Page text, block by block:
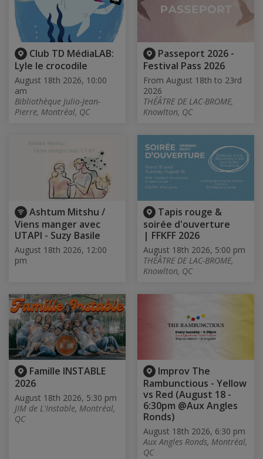
Club TD MédiaLAB:
Lyle le crocodile
August 18th 2026, 10:00
am
Bibliothèque Julio-Jean-
Pierre, Montréal, QC
Passeport 2026 -
Festival Pass 2026
From August 18th to 23rd
2026
THÉÂTRE DE LAC-BROME,
Knowlton, QC
Ashtum Mitshu /
Viens manger avec
UTAPI - Suzy Basile
August 18th 2026, 12:00
pm
Tapis rouge &
soirée d'ouverture
| FFKFF 2026
August 18th 2026, 5:00 pm
THÉÂTRE DE LAC-BROME,
Knowlton, QC
Famille INSTABLE
2026
August 18th 2026, 5:30 pm
JIM de L'Instable, Montréal,
QC
Improv The
Rambunctious - Yellow
vs Red (August 18 -
6:30pm @Aux Angles
Ronds)
August 18th 2026, 6:30 pm
Aux Angles Ronds, Montréal,
QC